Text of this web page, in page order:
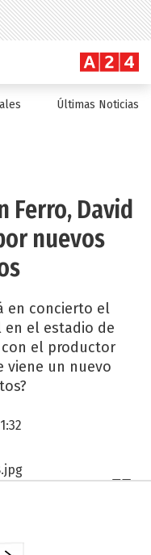
Últimas Noticias
Ferro, David
nuevos
en concierto el
en el estadio de
el productor
viene un nuevo